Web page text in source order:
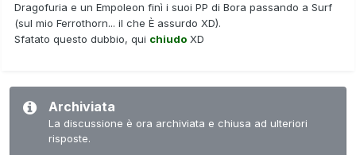
Dragofuria e un Empoleon finì i suoi PP di Bora passando a Surf
(sul mio Ferrothorn... il che È assurdo XD).
Sfatato questo dubbio, qui chiudo XD
Archiviata
La discussione è ora archiviata e chiusa ad ulteriori
risposte.